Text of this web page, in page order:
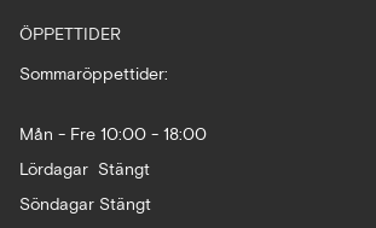
ÖPPETTIDER
Sommaröppettider:
Mån - Fre 10:00 - 18:00
Lördagar Stängt
Söndagar Stängt